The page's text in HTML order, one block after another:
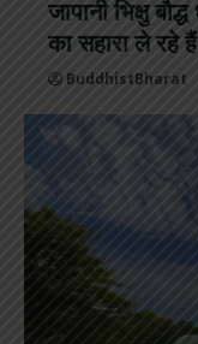
जापानी भिक्षु
का सहारा ले रहे हैं
BuddhistBharat